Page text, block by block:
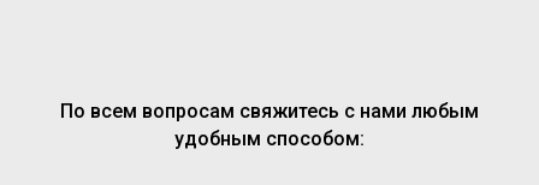
По всем вопросам свяжитесь с нами любым
удобным способом: